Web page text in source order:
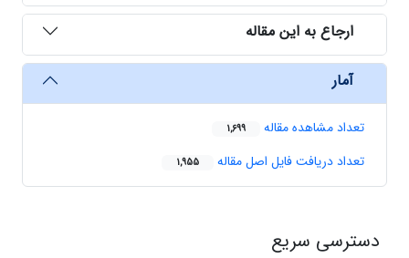
ارجاع به این مقاله
آمار
تعداد مشاهده مقاله 1,699
تعداد دریافت فایل اصل مقاله 1,955
دسترسی سریع